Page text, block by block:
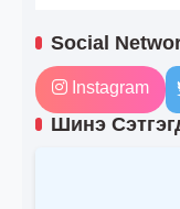
Social
Instagram
Шинэ